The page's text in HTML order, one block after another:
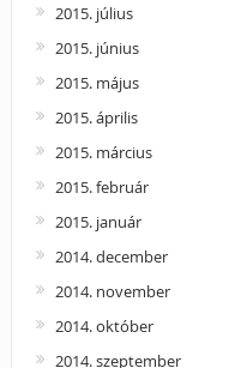
2015. július
2015. június
2015. május
2015. április
2015. március
2015. február
2015. január
2014. december
2014. november
2014. október
2014. szeptember